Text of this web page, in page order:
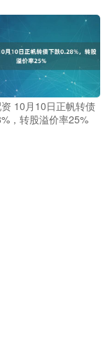
10月10日正帆转债
，转股溢价率25%